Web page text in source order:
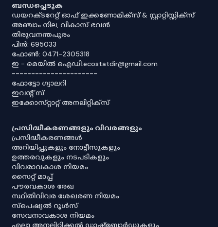
ബന്ധപ്പെടുക
ഡയറക്ടറേറ്റ് ഓഫ് ഇക്കണോമിക്സ് & സ്റ്റാറ്റിസ്റ്റിക്സ്
അഞ്ചാം നില, വികാസ് ഭവൻ
തിരുവനന്തപുരം
പിൻ: 695033
ഫോൺ: 0471-2305318
ഇ - മെയിൽ ഐഡി:ecostatdir@gmail.com
----------------------
ഫോട്ടോ ഗ്യാലറി
ഇവൻ്റ് സ്
ഇക്കോസ്‌റ്റാറ്റ് അനലിറ്റിക്‌സ്
പ്രസിദ്ധീകരണങ്ങളും വിവരങ്ങളും
പ്രസിദ്ധീകരണങ്ങൾ
അറിയിപ്പുകളും നോട്ടീസുകളും
ഉത്തരവുകളും നടപടികളും
വിവരാവകാശ നിയമം
സൈറ്റ് മാപ്പ്
പൗരവകാശ രേഖ
സ്ഥിതിവിവര ശേഖരണ നിയമം
സ്‌പെഷ്യൽ റൂൾസ്
സേവനാവകാശ നിയമം
എല്ലാ അനലിറ്റിക്കൽ ഡാഷ്‌ബോർഡുകളും